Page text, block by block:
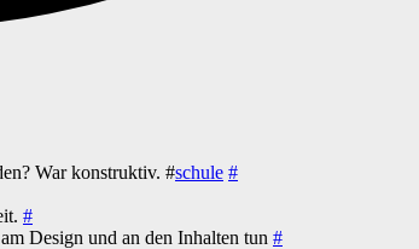
War konstruktiv. #schule #
#
Design und an den Inhalten tun #